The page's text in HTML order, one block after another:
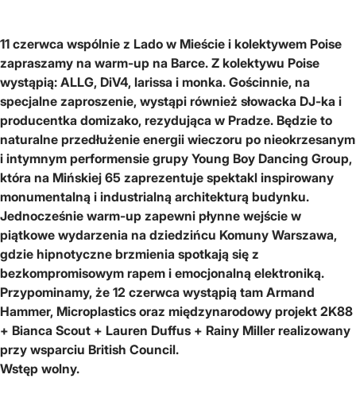
11 czerwca wspólnie z Lado w Mieście i kolektywem Poise
zapraszamy na warm-up na Barce. Z kolektywu Poise
wystąpią: ALLG, DiV4, larissa i monka. Gościnnie, na
specjalne zaproszenie, wystąpi również słowacka DJ-ka i
producentka domizako, rezydująca w Pradze. Będzie to
naturalne przedłużenie energii wieczoru po nieokrzesanym
i intymnym performensie grupy Young Boy Dancing Group,
która na Mińskiej 65 zaprezentuje spektakl inspirowany
monumentalną i industrialną architekturą budynku.
Jednocześnie warm-up zapewni płynne wejście w
piątkowe wydarzenia na dziedzińcu Komuny Warszawa,
gdzie hipnotyczne brzmienia spotkają się z
bezkompromisowym rapem i emocjonalną elektroniką.
Przypominamy, że 12 czerwca wystąpią tam Armand
Hammer, Microplastics oraz międzynarodowy projekt 2K88
+ Bianca Scout + Lauren Duffus + Rainy Miller realizowany
przy wsparciu British Council.
Wstęp wolny.